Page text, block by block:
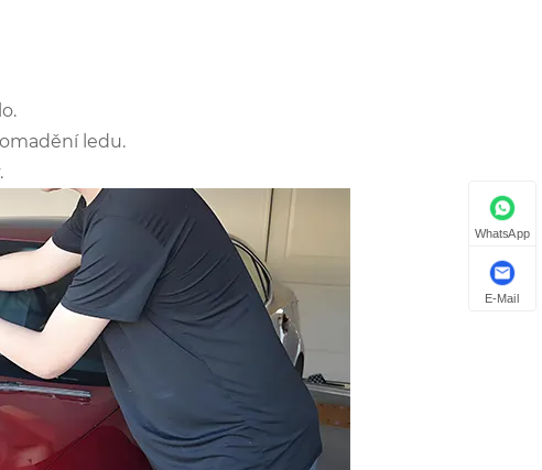
ledu.
WhatsApp
E-Mail